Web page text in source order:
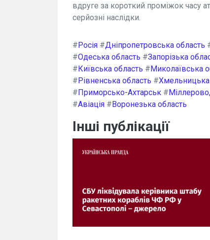
вдруге за короткий проміжок часу
серйозні наслідки.
#Росія #Дніпропетровська область
#Одеська область #Запорізька
#Київська область #Миколаївська
#Рівненська область #Хмельницька
#Приморсько-Ахтарськ #
#Авіація #Воронезька область
Інші публікації